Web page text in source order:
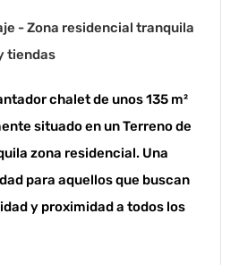
- Zona residencial tranquila
tiendas
chalet de unos 135 m²
situado en un Terreno de
zona residencial. Una
para aquellos que buscan
y proximidad a todos los